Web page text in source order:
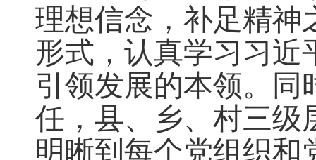
理想信念，补足精神
形式，认真学习习近
引领发展的本领。同
任，县、乡、村三级
明晰到每个党组织和